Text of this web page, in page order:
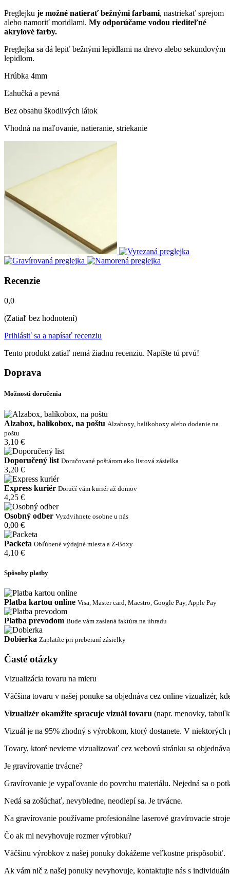
Preglejku je možné natierať bežnými farbami, nastriekať sprejom
alebo namoriť moridlami. My odporúčame vodou riediteľné
akrylové farby.
Preglejka sa dá lepiť bežnými lepidlami na drevo alebo sekundovým
lepidlom.
Hrúbka 4mm
Ľahučká a pevná
Bez obsahu škodlivých látok
Vhodná na maľovanie, natieranie, striekanie
Recenzie
0,0
(Zatiaľ bez hodnotení)
Prihlásiť sa a napísať recenziu
Tento produkt zatiaľ nemá žiadnu recenziu. Napíšte tú prvú!
Doprava
Možnosti doručenia
Alzabox, balíkobox, na poštu Alzaboxy, balíkoboxy alebo dodanie na
poštu
3,10 €
Doporučený list Doručované poštárom ako listová zásielka
3,20 €
Express kuriér Doručí vám kuriér až domov
4,25 €
Osobný odber Vyzdvihnete osobne u nás
0,00 €
Packeta Obľúbené výdajné miesta a Z-Boxy
4,10 €
Spôsoby platby
Platba kartou online Visa, Master card, Maestro, Google Pay, Apple Pay
Platba prevodom Bude vám zaslaná faktúra na úhradu
Dobierka Zaplatíte pri preberaní zásielky
Časté otázky
Vizualizácia tovaru na mieru
Väčšina tovaru v našej ponuke sa objednáva cez online vizualizér,
Vizualizér okamžite spracuje vizuál tovaru (napr. menovky,
Vizuál je na 95% zhodný s výrobkom, ktorý dostanete. V
Tovary, ktoré nevieme vizualizovať cez webovú stránku sa
Je gravírovanie trvácne?
Gravírovanie je vypaľovanie do povrchu materiálu. Nejedná sa o
Nedá sa zošúchať, nevybledne, neodlepí sa. Je trvácne.
Na gravírovanie používame profesionálne laserové gravírovacie
Čo ak mi nevyhovuje rozmer výrobku?
Väčšinu výrobkov z našej ponuky dokážeme veľkostne prispôsobiť.
Ak vám nič z našej ponuky nevyhovuje, kontaktujte nás s